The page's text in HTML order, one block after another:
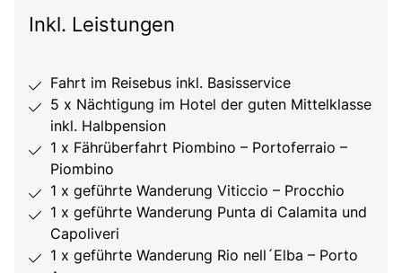
Inkl. Leistungen
Fahrt im Reisebus inkl. Basisservice
5 x Nächtigung im Hotel der guten Mittelklasse
inkl. Halbpension
1 x Fährüberfahrt Piombino – Portoferraio –
Piombino
1 x geführte Wanderung Viticcio – Procchio
1 x geführte Wanderung Punta di Calamita und
Capoliveri
1 x geführte Wanderung Rio nell´Elba – Porto